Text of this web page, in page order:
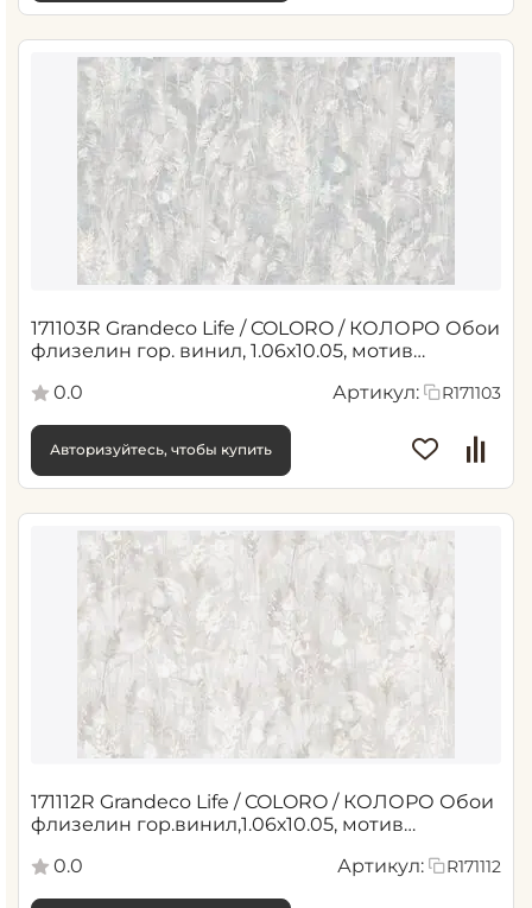
171103R Grandeco Life / COLORO / КОЛОРО Обои
флизелин гор. винил, 1.06х10.05, мотив
0.0
Артикул: R171103
Авторизуйтесь, чтобы купить
171112R Grandeco Life / COLORO / КОЛОРО Обои
флизелин гор.винил,1.06х10.05, мотив
0.0
Артикул: R171112